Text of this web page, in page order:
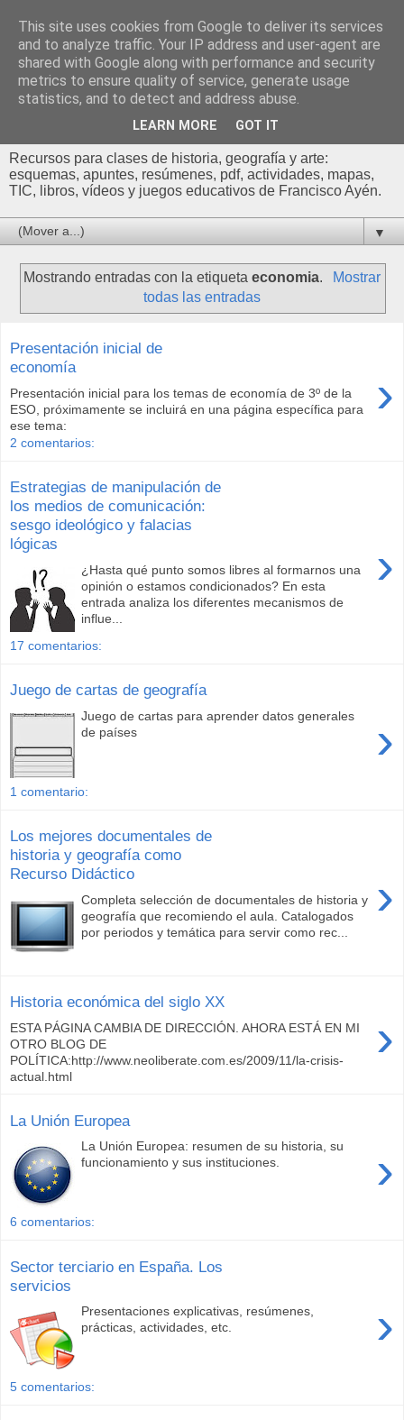
Profesor Francisco |
Recursos de Geografía,
Historia y Arte
Recursos para clases de historia, geografía y arte:
esquemas, apuntes, resúmenes, pdf, actividades, mapas,
TIC, libros, vídeos y juegos educativos de Francisco Ayén.
▼
Mostrando entradas con la etiquetaeconomia.
Mostrar
todas las entradas
Presentación inicial de
economía
›
Presentación inicial para los temas de economía de 3º de la
ESO, próximamente se incluirá en una página específica para
ese tema:
2 comentarios:
Estrategias de manipulación de
los medios de comunicación:
sesgo ideológico y falacias
lógicas
›
¿Hasta qué punto somos libres al formarnos una
opinión o estamos condicionados? En esta
entrada analiza los diferentes mecanismos de
influe...
17 comentarios:
Juego de cartas de geografía
›
Juego de cartas para aprender datos generales
de países
1 comentario:
Los mejores documentales de
historia y geografía como
Recurso Didáctico
›
Completa selección de documentales de historia y
geografía que recomiendo el aula. Catalogados
por periodos y temática para servir como rec...
Historia económica del siglo XX
›
ESTA PÁGINA CAMBIA DE DIRECCIÓN. AHORA ESTÁ EN MI
OTRO BLOG DE
POLÍTICA:http://www.neoliberate.com.es/2009/11/la-crisis-
actual.html
La Unión Europea
›
La Unión Europea: resumen de su historia, su
funcionamiento y sus instituciones.
6 comentarios:
Sector terciario en España. Los
servicios
›
Presentaciones explicativas, resúmenes,
prácticas, actividades, etc.
5 comentarios:
This site uses cookies from Google to deliver its services
and to analyze traffic. Your IP address and user-agent are
shared with Google along with performance and security
metrics to ensure quality of service, generate usage
statistics, and to detect and address abuse.
LEARN MORE GOT IT